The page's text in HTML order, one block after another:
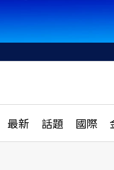
最新 話題 國際
活動
話題